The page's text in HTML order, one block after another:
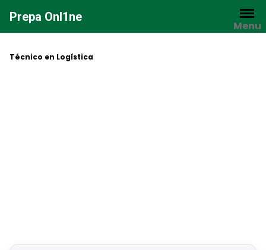
contenido
Prepa Onl1ne
Menu
Técnico en Logística